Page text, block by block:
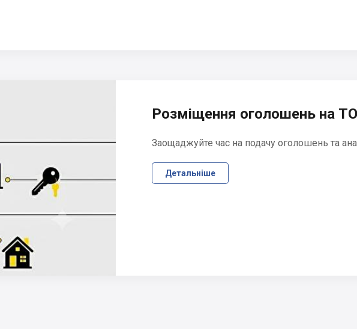
Розміщення оголошень на
Заощаджуйте час на подачу оголошень та
Детальніше